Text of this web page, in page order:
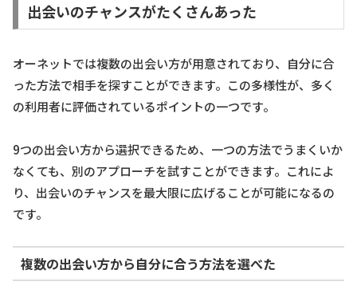
出会いのチャンスがたくさんあった
オーネットでは複数の出会い方が用意されており、自分に合
った方法で相手を探すことができます。この多様性が、多く
の利用者に評価されているポイントの一つです。
9つの出会い方から選択できるため、一つの方法でうまくいか
なくても、別のアプローチを試すことができます。これによ
り、出会いのチャンスを最大限に広げることが可能になるの
です。
複数の出会い方から自分に合う方法を選べた